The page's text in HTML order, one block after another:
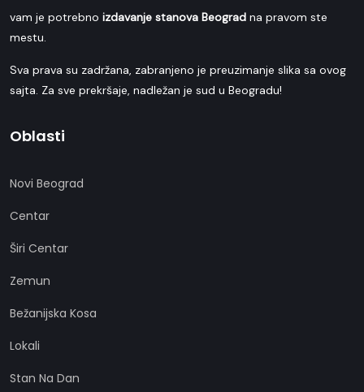
vam je potrebno izdavanje stanova Beograd na pravom ste
mestu.
Sva prava su zadržana, zabranjeno je preuzimanje slika sa ovog
sajta. Za sve prekršaje, nadležan je sud u Beogradu!
Oblasti
Novi Beograd
Centar
Širi Centar
Zemun
Bežanijska Kosa
Lokali
Stan Na Dan